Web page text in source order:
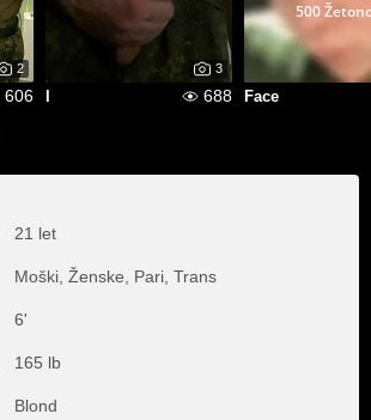
2
606
3
688
500
Face
21 let
Moški, Ženske, Pari, Trans
6'
165 lb
Blond